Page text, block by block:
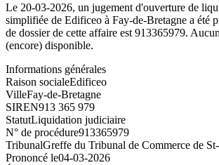
Le 20-03-2026, un jugement d'ouverture de
simplifiée de Edificeo à Fay-de-Bretagne a été
de dossier de cette affaire est 913365979.
(encore) disponible.
Informations générales
Raison socialeEdificeo
VilleFay-de-Bretagne
SIREN913 365 979
StatutLiquidation judiciaire
N° de procédure913365979
TribunalGreffe du Tribunal de Commerce de
Prononcé le04-03-2026